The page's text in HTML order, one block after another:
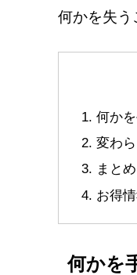
何かを失う
何か
変わ
まとめ
お得
何かを